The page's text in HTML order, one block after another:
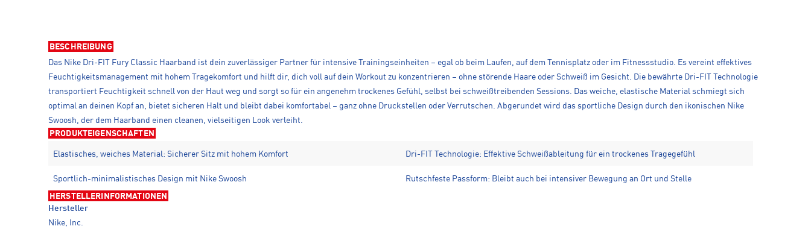
BESCHREIBUNG
Das Nike Dri-FIT Fury Classic Haarband ist dein zuverlässiger Partner für intensive Trainingseinheiten – egal ob beim Laufen, auf dem Tennisplatz oder im Fitnessstudio. Es vereint effektives
Feuchtigkeitsmanagement mit hohem Tragekomfort und hilft dir, dich voll auf dein Workout zu konzentrieren – ohne störende Haare oder Schweiß im Gesicht. Die bewährte Dri-FIT Technologie
transportiert Feuchtigkeit schnell von der Haut weg und sorgt so für ein angenehm trockenes Gefühl, selbst bei schweißtreibenden Sessions. Das weiche, elastische Material schmiegt sich
optimal an deinen Kopf an, bietet sicheren Halt und bleibt dabei komfortabel – ganz ohne Druckstellen oder Verrutschen. Abgerundet wird das sportliche Design durch den ikonischen Nike
Swoosh, der dem Haarband einen cleanen, vielseitigen Look verleiht.
PRODUKTEIGENSCHAFTEN
Elastisches, weiches Material: Sicherer Sitz mit hohem Komfort Dri-FIT Technologie: Effektive Schweißableitung für ein trockenes Tragegefühl
Sportlich-minimalistisches Design mit Nike Swoosh Rutschfeste Passform: Bleibt auch bei intensiver Bewegung an Ort und Stelle
HERSTELLERINFORMATIONEN
Hersteller
Nike, Inc.